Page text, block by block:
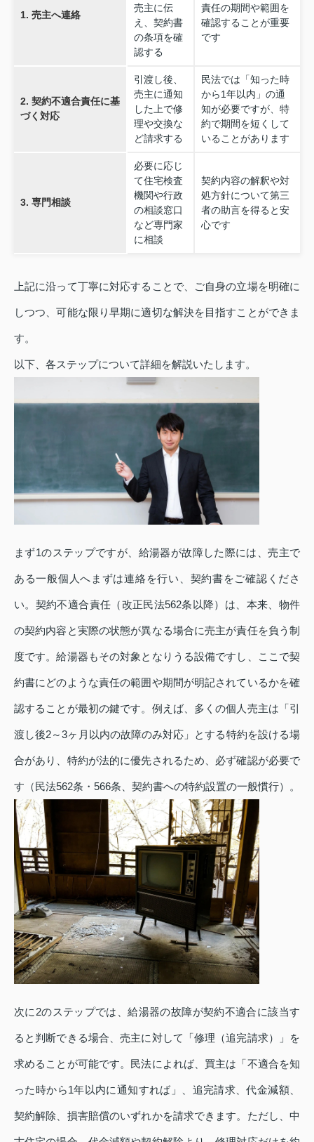
1. 売主へ連絡
売主に伝
え、契約書
の条項を確
認する
責任の期間や範囲を
確認することが重要
です
2. 契約不適合責任に基
づく対応
引渡し後、
売主に通知
した上で修
理や交換な
ど請求する
民法では「知った時
から1年以内」の通
知が必要ですが、特
約で期間を短くして
いることがあります
3. 専門相談
必要に応じ
て住宅検査
機関や行政
の相談窓口
など専門家
に相談
契約内容の解釈や対
処方針について第三
者の助言を得ると安
心です
上記に沿って丁寧に対応することで、ご自身の立場を明確に
しつつ、可能な限り早期に適切な解決を目指すことができま
す。
以下、各ステップについて詳細を解説いたします。
まず1のステップですが、給湯器が故障した際には、売主で
ある一般個人へまずは連絡を行い、契約書をご確認くださ
い。契約不適合責任（改正民法562条以降）は、本来、物件
の契約内容と実際の状態が異なる場合に売主が責任を負う制
度です。給湯器もその対象となりうる設備ですし、ここで契
約書にどのような責任の範囲や期間が明記されているかを確
認することが最初の鍵です。例えば、多くの個人売主は「引
渡し後2～3ヶ月以内の故障のみ対応」とする特約を設ける場
合があり、特約が法的に優先されるため、必ず確認が必要で
す（民法562条・566条、契約書への特約設置の一般慣行）。
次に2のステップでは、給湯器の故障が契約不適合に該当す
ると判断できる場合、売主に対して「修理（追完請求）」を
求めることが可能です。民法によれば、買主は「不適合を知
った時から1年以内に通知すれば」、追完請求、代金減額、
契約解除、損害賠償のいずれかを請求できます。ただし、中